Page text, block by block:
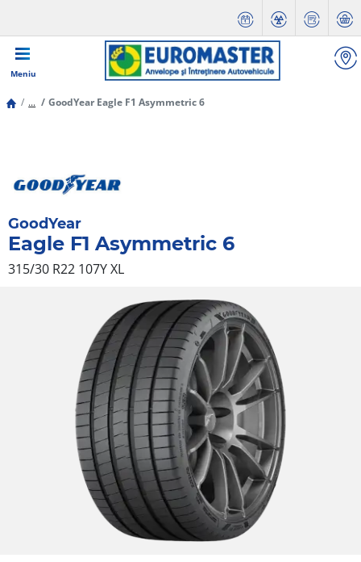
Meniu
... GoodYear Eagle F1 Asymmetric 6
GoodYear
Eagle F1 Asymmetric 6
315/30 R22 107YXL